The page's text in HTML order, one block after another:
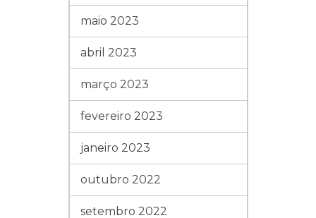
maio 2023
abril 2023
março 2023
fevereiro 2023
janeiro 2023
outubro 2022
setembro 2022